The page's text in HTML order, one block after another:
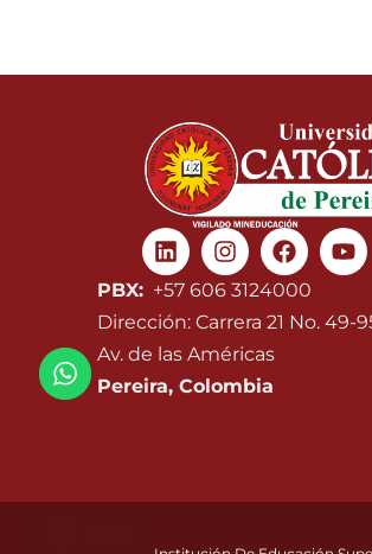
LinkedinInstagram
PBX: +57 606 3124000
Dirección: Carrera 21 No. 49-
Av. de las Américas
Pereira, Colombia